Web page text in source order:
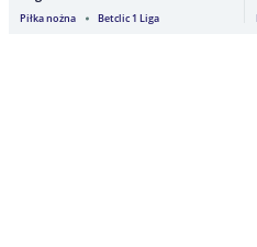
Piłka nożna Betclic 1 Liga